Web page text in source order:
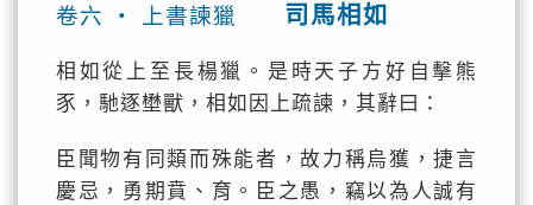
卷六 ‧ 上書諫獵 司馬相如
相如從上至長楊獵。是時天子方好自擊熊
豕，馳逐壄獸，相如因上疏諫，其辭曰：
臣聞物有同類而殊能者，故力稱烏獲，捷言
慶忌，勇期賁、育。臣之愚，竊以為人誠有